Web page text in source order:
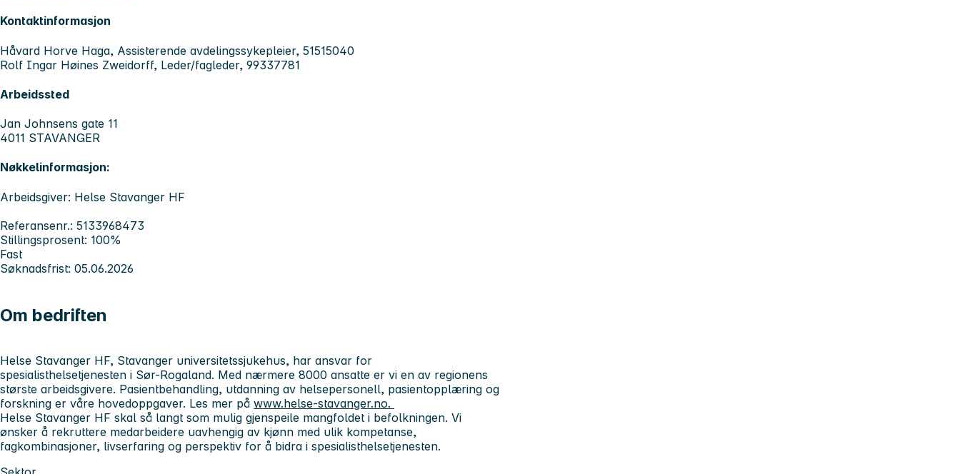
Kontaktinformasjon
Håvard Horve Haga, Assisterende avdelingssykepleier, 51515040
Rolf Ingar Høines Zweidorff, Leder/fagleder, 99337781
Arbeidssted
Jan Johnsens gate 11
4011 STAVANGER
Nøkkelinformasjon:
Arbeidsgiver: Helse Stavanger HF
Referansenr.: 5133968473
Stillingsprosent: 100%
Fast
Søknadsfrist: 05.06.2026
Om bedriften
Helse Stavanger HF, Stavanger universitetssjukehus, har ansvar for
spesialisthelsetjenesten i Sør-Rogaland. Med nærmere 8000 ansatte er vi en av regionens
største arbeidsgivere. Pasientbehandling, utdanning av helsepersonell, pasientopplæring og
forskning er våre hovedoppgaver. Les mer på www.helse-stavanger.no.
Helse Stavanger HF skal så langt som mulig gjenspeile mangfoldet i befolkningen. Vi
ønsker å rekruttere medarbeidere uavhengig av kjønn med ulik kompetanse,
fagkombinasjoner, livserfaring og perspektiv for å bidra i spesialisthelsetjenesten.